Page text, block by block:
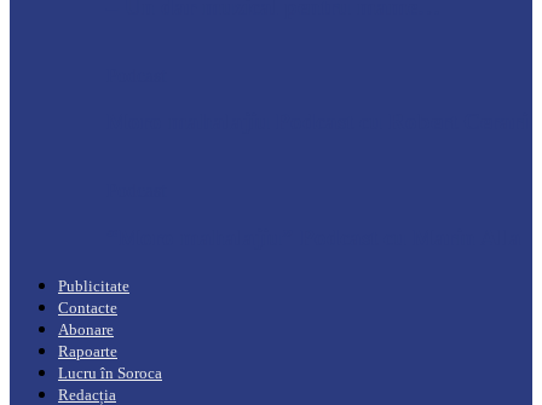
Publicitate
Contacte
Abonare
Rapoarte
Lucru în Soroca
Redacția